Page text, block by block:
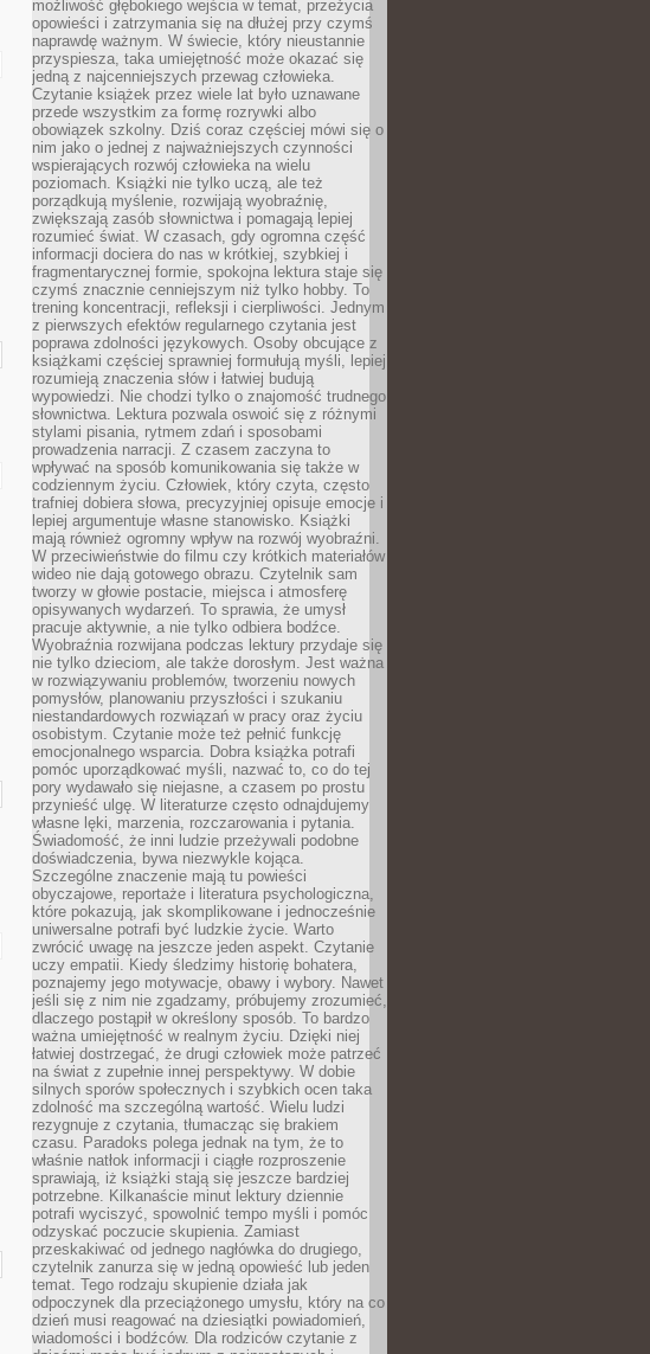
możliwość głębokiego wejścia w temat, przeżycia
opowieści i zatrzymania się na dłużej przy czymś
naprawdę ważnym. W świecie, który nieustannie
przyspiesza, taka umiejętność może okazać się
jedną z najcenniejszych przewag człowieka.
Czytanie książek przez wiele lat było uznawane
przede wszystkim za formę rozrywki albo
obowiązek szkolny. Dziś coraz częściej mówi się o
nim jako o jednej z najważniejszych czynności
wspierających rozwój człowieka na wielu
poziomach. Książki nie tylko uczą, ale też
porządkują myślenie, rozwijają wyobraźnię,
zwiększają zasób słownictwa i pomagają lepiej
rozumieć świat. W czasach, gdy ogromna część
informacji dociera do nas w krótkiej, szybkiej i
fragmentarycznej formie, spokojna lektura staje się
czymś znacznie cenniejszym niż tylko hobby. To
trening koncentracji, refleksji i cierpliwości. Jednym
z pierwszych efektów regularnego czytania jest
poprawa zdolności językowych. Osoby obcujące z
książkami częściej sprawniej formułują myśli, lepiej
rozumieją znaczenia słów i łatwiej budują
wypowiedzi. Nie chodzi tylko o znajomość trudnego
słownictwa. Lektura pozwala oswoić się z różnymi
stylami pisania, rytmem zdań i sposobami
prowadzenia narracji. Z czasem zaczyna to
wpływać na sposób komunikowania się także w
codziennym życiu. Człowiek, który czyta, często
trafniej dobiera słowa, precyzyjniej opisuje emocje i
lepiej argumentuje własne stanowisko. Książki
mają również ogromny wpływ na rozwój wyobraźni.
W przeciwieństwie do filmu czy krótkich materiałów
wideo nie dają gotowego obrazu. Czytelnik sam
tworzy w głowie postacie, miejsca i atmosferę
opisywanych wydarzeń. To sprawia, że umysł
pracuje aktywnie, a nie tylko odbiera bodźce.
Wyobraźnia rozwijana podczas lektury przydaje się
nie tylko dzieciom, ale także dorosłym. Jest ważna
w rozwiązywaniu problemów, tworzeniu nowych
pomysłów, planowaniu przyszłości i szukaniu
niestandardowych rozwiązań w pracy oraz życiu
osobistym. Czytanie może też pełnić funkcję
emocjonalnego wsparcia. Dobra książka potrafi
pomóc uporządkować myśli, nazwać to, co do tej
pory wydawało się niejasne, a czasem po prostu
przynieść ulgę. W literaturze często odnajdujemy
własne lęki, marzenia, rozczarowania i pytania.
Świadomość, że inni ludzie przeżywali podobne
doświadczenia, bywa niezwykle kojąca.
Szczególne znaczenie mają tu powieści
obyczajowe, reportaże i literatura psychologiczna,
które pokazują, jak skomplikowane i jednocześnie
uniwersalne potrafi być ludzkie życie. Warto
zwrócić uwagę na jeszcze jeden aspekt. Czytanie
uczy empatii. Kiedy śledzimy historię bohatera,
poznajemy jego motywacje, obawy i wybory. Nawet
jeśli się z nim nie zgadzamy, próbujemy zrozumieć,
dlaczego postąpił w określony sposób. To bardzo
ważna umiejętność w realnym życiu. Dzięki niej
łatwiej dostrzegać, że drugi człowiek może patrzeć
na świat z zupełnie innej perspektywy. W dobie
silnych sporów społecznych i szybkich ocen taka
zdolność ma szczególną wartość. Wielu ludzi
rezygnuje z czytania, tłumacząc się brakiem
czasu. Paradoks polega jednak na tym, że to
właśnie natłok informacji i ciągłe rozproszenie
sprawiają, iż książki stają się jeszcze bardziej
potrzebne. Kilkanaście minut lektury dziennie
potrafi wyciszyć, spowolnić tempo myśli i pomóc
odzyskać poczucie skupienia. Zamiast
przeskakiwać od jednego nagłówka do drugiego,
czytelnik zanurza się w jedną opowieść lub jeden
temat. Tego rodzaju skupienie działa jak
odpoczynek dla przeciążonego umysłu, który na co
dzień musi reagować na dziesiątki powiadomień,
wiadomości i bodźców. Dla rodziców czytanie z